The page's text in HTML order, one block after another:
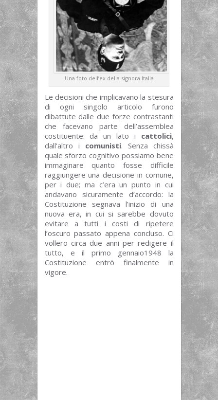
Una foto dell’ex della signora Italia
Le decisioni che implicavano la stesura
di ogni singolo articolo furono
dibattute dalle due forze contrastanti
che facevano parte dell’assemblea
costituente: da un lato i cattolici,
dall’altro i comunisti. Senza chissà
quale sforzo cognitivo possiamo bene
immaginare quanto fosse difficile
raggiungere una decisione in comune,
per i due; ma c’era un punto in cui
andavano sicuramente d’accordo: la
Costituzione segnava l’inizio di una
nuova era, in cui si sarebbe dovuto
evitare a tutti i costi di ripetere
l’oscuro passato appena concluso. Ci
vollero circa due anni per redigere il
tutto, e il primo gennaio1948 la
Costituzione entrò finalmente in
vigore.